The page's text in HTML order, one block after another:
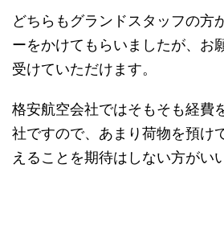
どちらもグランドスタッフの方
ーをかけてもらいましたが、お
受けていただけます。
格安航空会社ではそもそも経費
社ですので、あまり荷物を預け
えることを期待はしない方がい